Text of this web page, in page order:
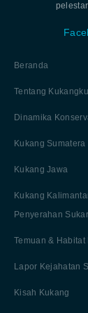
Beranda
Tentang Kukangku
Dinamika
Kukang Sumatera
Kukang Jawa
Kukang
Penyerahan
Temuan & Habitat
Lapor Kejahatan
Kisah Kukang